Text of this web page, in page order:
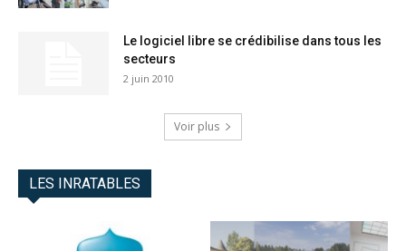
Le logiciel libre se crédibilise dans tous les
secteurs
2 juin 2010
Voir plus
LES INRATABLES